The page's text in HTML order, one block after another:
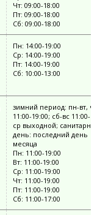
Чт: 09:00-18:00
Пт: 09:00-18:00
Сб: 09:00-18:00
Пн: 14:00-19:00
Ср: 14:00-19:00
Пт: 14:00-19:00
Сб: 10:00-13:00
зимний период: пн-вт,
11:00-19:00; сб-вс 11:00-
ср выходной;
день: последний день
месяца
Пн: 11:00-19:00
Вт: 11:00-19:00
Ср: 11:00-19:00
Чт: 11:00-19:00
Пт: 11:00-19:00
Сб: 11:00-17:00